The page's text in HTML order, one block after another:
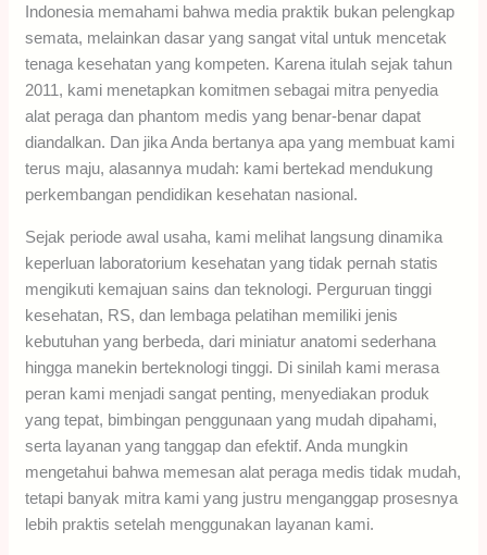
Indonesia memahami bahwa media praktik bukan pelengkap
semata, melainkan dasar yang sangat vital untuk mencetak
tenaga kesehatan yang kompeten. Karena itulah sejak tahun
2011, kami menetapkan komitmen sebagai mitra penyedia
alat peraga dan phantom medis yang benar-benar dapat
diandalkan. Dan jika Anda bertanya apa yang membuat kami
terus maju, alasannya mudah: kami bertekad mendukung
perkembangan pendidikan kesehatan nasional.
Sejak periode awal usaha, kami melihat langsung dinamika
keperluan laboratorium kesehatan yang tidak pernah statis
mengikuti kemajuan sains dan teknologi. Perguruan tinggi
kesehatan, RS, dan lembaga pelatihan memiliki jenis
kebutuhan yang berbeda, dari miniatur anatomi sederhana
hingga manekin berteknologi tinggi. Di sinilah kami merasa
peran kami menjadi sangat penting, menyediakan produk
yang tepat, bimbingan penggunaan yang mudah dipahami,
serta layanan yang tanggap dan efektif. Anda mungkin
mengetahui bahwa memesan alat peraga medis tidak mudah,
tetapi banyak mitra kami yang justru menganggap prosesnya
lebih praktis setelah menggunakan layanan kami.